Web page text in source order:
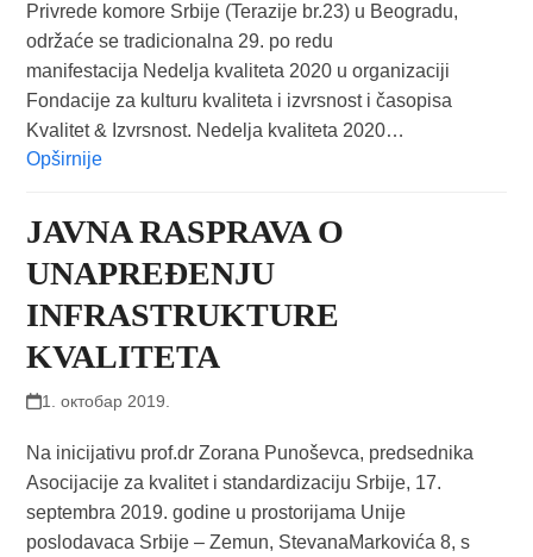
Privrede komore Srbije (Terazije br.23) u Beogradu,
održaće se tradicionalna 29. po redu
manifestacija Nedelja kvaliteta 2020 u organizaciji
Fondacije za kulturu kvaliteta i izvrsnost i časopisa
Kvalitet & Izvrsnost. Nedelja kvaliteta 2020…
Opširnije
JAVNA RASPRAVA O
UNAPREĐENJU
INFRASTRUKTURE
KVALITETA
1. октобар 2019.
Na inicijativu prof.dr Zorana Punoševca, predsednika
Asocijacije za kvalitet i standardizaciju Srbije, 17.
septembra 2019. godine u prostorijama Unije
poslodavaca Srbije – Zemun, StevanaMarkovića 8, s